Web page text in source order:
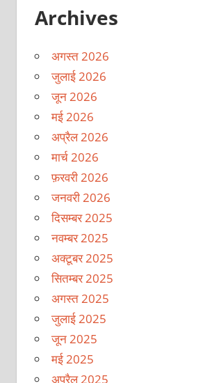
Archives
अगस्त 2026
जुलाई 2026
जून 2026
मई 2026
अप्रैल 2026
मार्च 2026
फ़रवरी 2026
जनवरी 2026
दिसम्बर 2025
नवम्बर 2025
अक्टूबर 2025
सितम्बर 2025
अगस्त 2025
जुलाई 2025
जून 2025
मई 2025
अप्रैल 2025